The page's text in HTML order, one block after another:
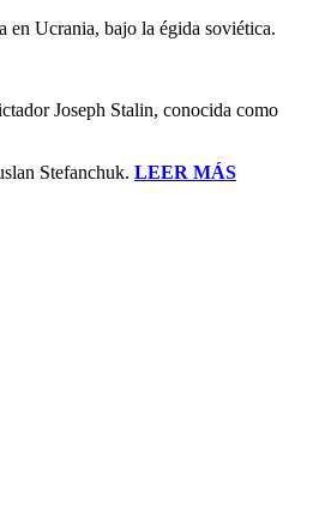
en Ucrania, bajo la égida soviética.
Joseph Stalin, conocida como
Stefanchuk. LEER MÁS